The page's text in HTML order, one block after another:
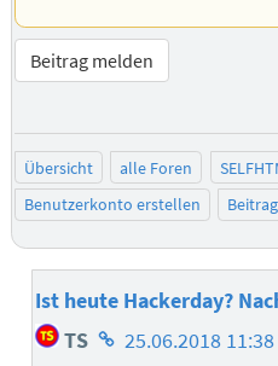
Beitrag melden
Übersicht alle Foren
Benutzerkonto erstellen
Ist heute Hackerday?
TS Homepage
25.06.2018 11:38